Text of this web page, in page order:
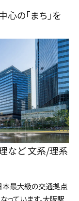
の「まち」を
など 文系/理系
最大級の交通拠点
っています。大阪駅